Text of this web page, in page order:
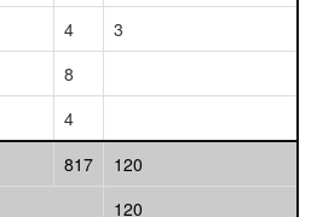
4
3
8
4
817
120
120